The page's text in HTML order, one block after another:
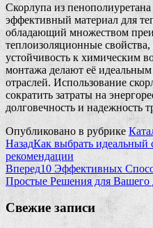
Скорлупа из
эффективный материал для
обладающий множеством
теплоизоляционные
устойчивость к химическим
монтажа делают её
отраслей. Использование
сократить затраты на
долговечность и надежность
Опубликовано в рубрике
НазадКак выбрать идеальный
рекомендации
Вперед10 Эффективных
Простые Решения для Вашего
Свежие записи